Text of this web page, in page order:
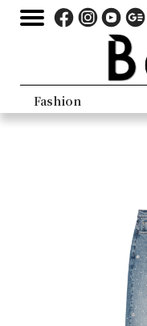
Fashion